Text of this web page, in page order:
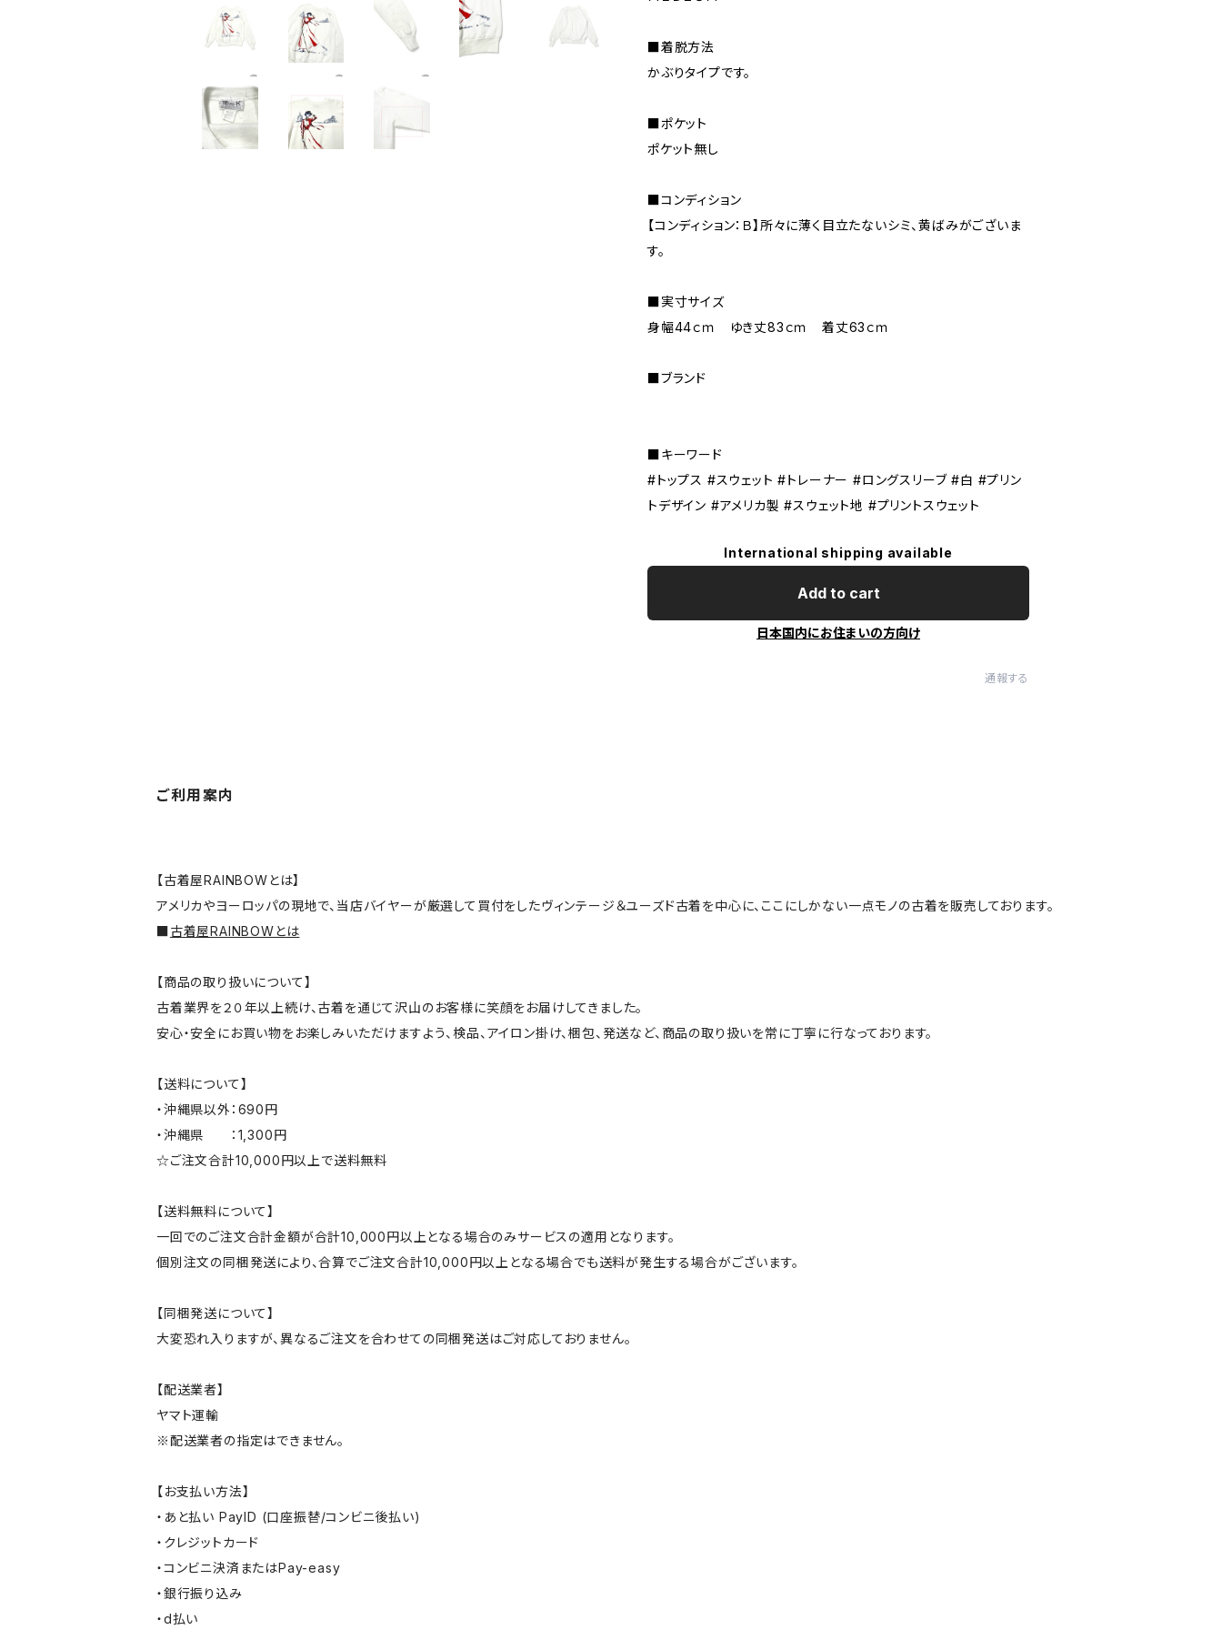
■着脱方法
かぶりタイプです。
■ポケット
ポケット無し
■コンディション
【コンディション：Ｂ】所々に薄く目立たないシミ、黄ばみがございま
す。
■実寸サイズ
身幅44ｃｍ ゆき丈83ｃｍ 着丈63ｃｍ
■ブランド
■キーワード
#トップス #スウェット #トレーナー #ロングスリーブ #白 #プリン
トデザイン #アメリカ製 #スウェット地 #プリントスウェット
International shipping available
Add to cart
日本国内にお住まいの方向け
通報する
ご利用案内
【古着屋RAINBOWとは】
アメリカやヨーロッパの現地で、当店バイヤーが厳選して買付をしたヴィンテージ＆ユーズド古着を中心に、ここにしかない一点モノの古着を販売しております。
■古着屋RAINBOWとは
【商品の取り扱いについて】
古着業界を２０年以上続け、古着を通じて沢山のお客様に笑顔をお届けしてきました。
安心・安全にお買い物をお楽しみいただけますよう、検品、アイロン掛け、梱包、発送など、商品の取り扱いを常に丁寧に行なっております。
【送料について】
・沖縄県以外：690円
・沖縄県 ：1,300円
☆ご注文合計10,000円以上で送料無料
【送料無料について】
一回でのご注文合計金額が合計10,000円以上となる場合のみサービスの適用となります。
個別注文の同梱発送により、合算でご注文合計10,000円以上となる場合でも送料が発生する場合がございます。
【同梱発送について】
大変恐れ入りますが、異なるご注文を合わせての同梱発送はご対応しておりません。
【配送業者】
ヤマト運輸
※配送業者の指定はできません。
【お支払い方法】
・あと払い PayID (口座振替/コンビニ後払い)
・クレジットカード
・コンビニ決済またはPay-easy
・銀行振り込み
・d払い